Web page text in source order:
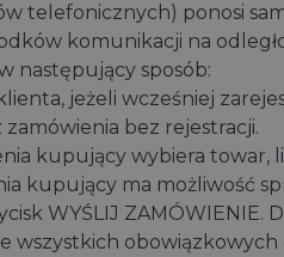
telefonicznych) ponosi
komunikacji na
następujący sposób:
jeżeli wcześniej
bez rejestracji.
kupujący wybiera towar,
kupujący ma możliwość
WYŚLIJ
wszystkich